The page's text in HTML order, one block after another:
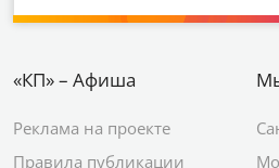
«КП» – Афиша
Реклама на проекте
Правила публикации